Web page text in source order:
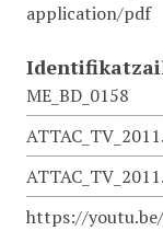
application/pdf
ME_BD_0158
https://youtu.be/